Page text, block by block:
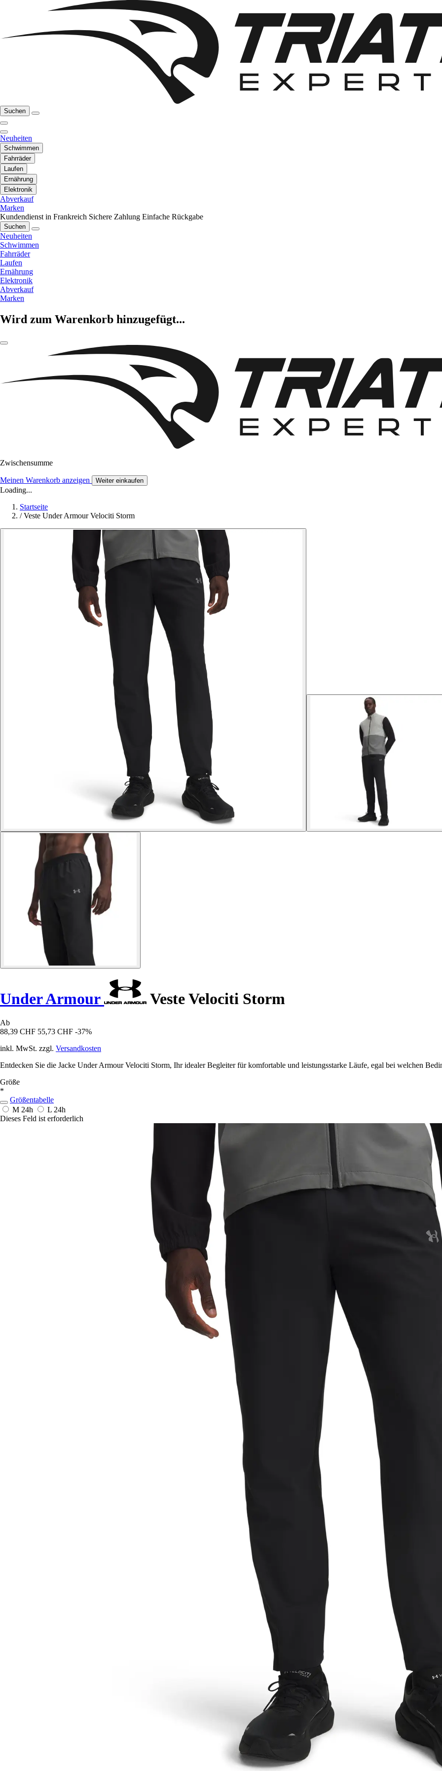
Suchen
Neuheiten
Schwimmen
Fahrräder
Laufen
Ernährung
Elektronik
Abverkauf
Marken
Kundendienst in Frankreich Sichere Zahlung Einfache Rückgabe
Suchen
Neuheiten
Schwimmen
Fahrräder
Laufen
Ernährung
Elektronik
Abverkauf
Marken
Wird zum Warenkorb hinzugefügt...
Zwischensumme
Meinen Warenkorb anzeigen Weiter einkaufen
Loading...
Startseite
/ Veste Under Armour Velociti Storm
Under Armour Veste Velociti Storm
Ab
88,39 CHF 55,73 CHF -37%
inkl. MwSt. zzgl. Versandkosten
Entdecken Sie die Jacke Under Armour Velociti Storm, Ihr idealer Begleiter für komfortable und leistungsstarke Läufe, egal bei welchen
Größe
*
Größentabelle
M 24h L 24h
Dieses Feld ist erforderlich